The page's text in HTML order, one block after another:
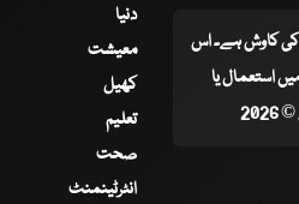
کی کاوش ہے۔ اس
استعمال یا
دنیا
معیشت
کھیل
تعلیم
صحت
انٹرٹینمنٹ